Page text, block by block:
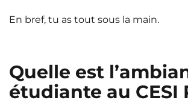
En bref, tu as tout sous la main.
Quelle est
étudiante au CESI